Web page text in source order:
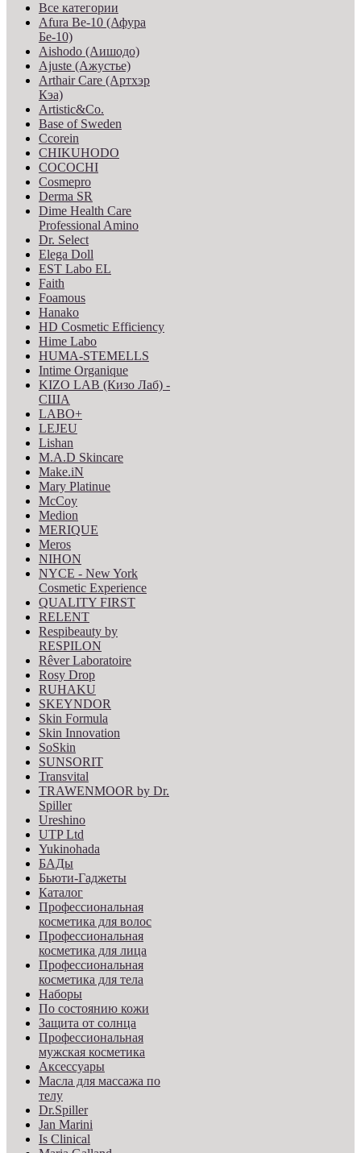
Все категории
Afura Be-10 (Афура
Бе-10)
Aishodo (Аишодо)
Ajuste (Ажустье)
Arthair Care (Артхэр
Кэа)
Artistic&Co.
Base of Sweden
Ccorein
CHIKUHODO
COCOCHI
Cosmepro
Derma SR
Dime Health Care
Professional Amino
Dr. Select
Elega Doll
EST Labo EL
Faith
Foamous
Hanako
HD Cosmetic Efficiency
Hime Labo
HUMA-STEMELLS
Intime Organique
KIZO LAB (Кизо Лаб) -
США
LABO+
LEJEU
Lishan
M.A.D Skincare
Make.iN
Mary Platinue
McCoy
Medion
MERIQUE
Meros
NIHON
NYCE - New York
Cosmetic Experience
QUALITY FIRST
RELENT
Respibeauty by
RESPILON
Rêver Laboratoire
Rosy Drop
RUHAKU
SKEYNDOR
Skin Formula
Skin Innovation
SoSkin
SUNSORIT
Transvital
TRAWENMOOR by Dr.
Spiller
Ureshino
UTP Ltd
Yukinohada
БАДы
Бьюти-Гаджеты
Каталог
Профессиональная
косметика для волос
Профессиональная
косметика для лица
Профессиональная
косметика для тела
Наборы
По состоянию кожи
Защита от солнца
Профессиональная
мужская косметика
Аксессуары
Масла для массажа по
телу
Dr.Spiller
Jan Marini
Is Clinical